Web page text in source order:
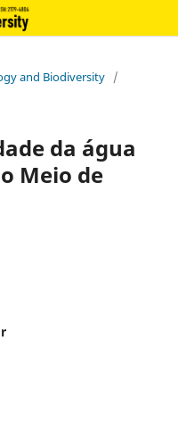
and Biodiversity /
da água
Meio de